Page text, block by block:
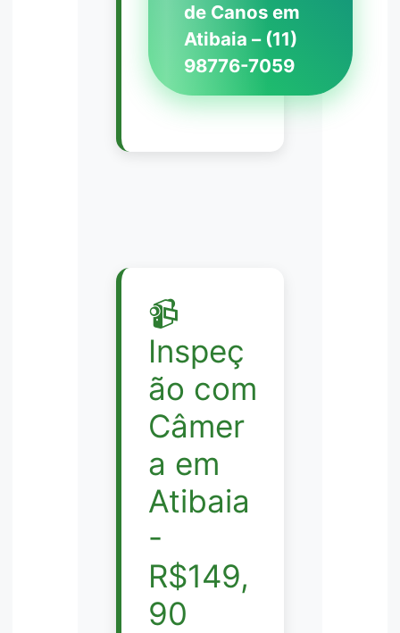
de Canos em
Atibaia – (11)
98776-7059
📹
Inspeç
ão com
Câmer
a em
Atibaia
-
R$149,
90